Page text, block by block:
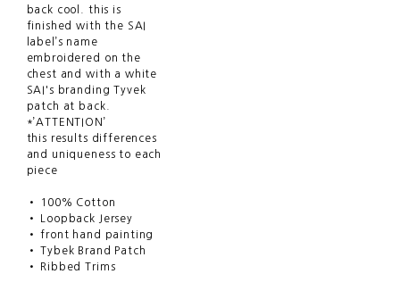
back cool. this is
finished with the SAI
label’s name
embroidered on the
chest and with a white
SAI's branding Tyvek
patch at back.
*’ATTENTION’
this results differences
and uniqueness to each
piece
• 100% Cotton
• Loopback Jersey
• front hand painting
• Tybek Brand Patch
• Ribbed Trims